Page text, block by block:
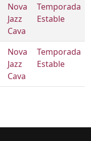
Nova
Jazz
Cava
Temporada
Estable
Nova
Jazz
Cava
Temporada
Estable